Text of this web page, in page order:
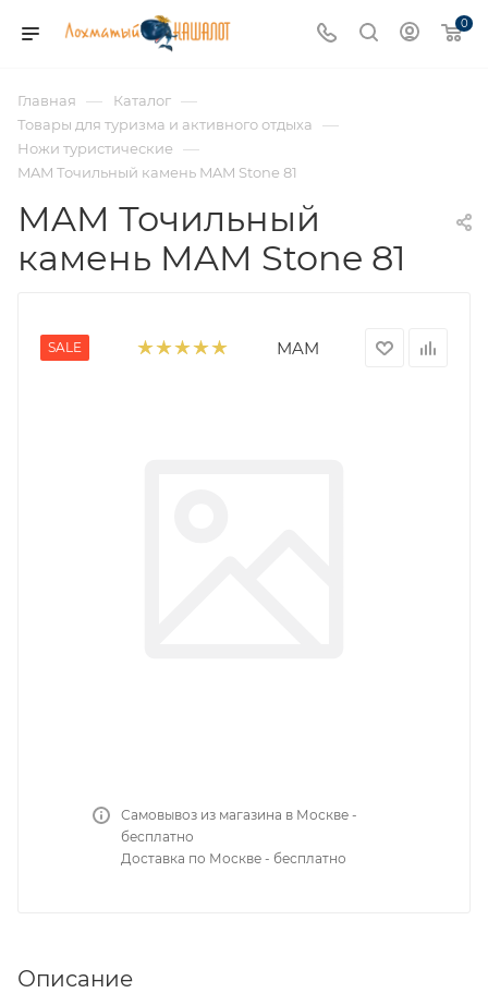
0
Главная — Каталог —
Товары для туризма и активного отдыха —
Ножи туристические —
MAM Точильный камень MAM Stone 81
MAM Точильный
камень MAM Stone 81
SALE MAM
Самовывоз из магазина в Москве -
бесплатно
Доставка по Москве - бесплатно
Описание